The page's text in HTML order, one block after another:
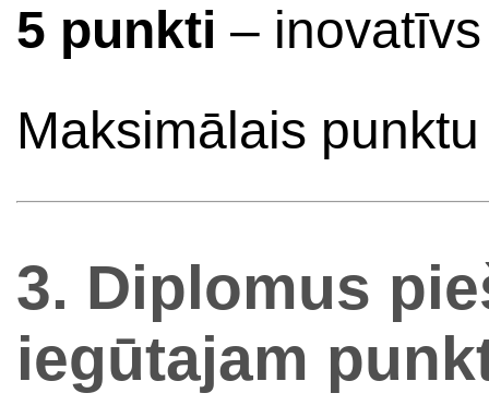
5 punkti –
Maksimālais
3. Diplomus
iegūtajam